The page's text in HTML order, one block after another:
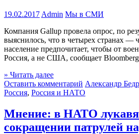
19.02.2017 Admin Мы в СМИ
Компания Gallup провела опрос, по
выяснилось, что в четырех странах
население предпочитает, чтобы от
Россия, а не США, сообщает
» Читать далее
Оставить комментарий Александр
Россия, Россия и НАТО
Мнение: в НАТО
сокращении патрулей